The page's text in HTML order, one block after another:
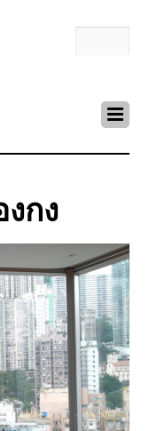
งกง